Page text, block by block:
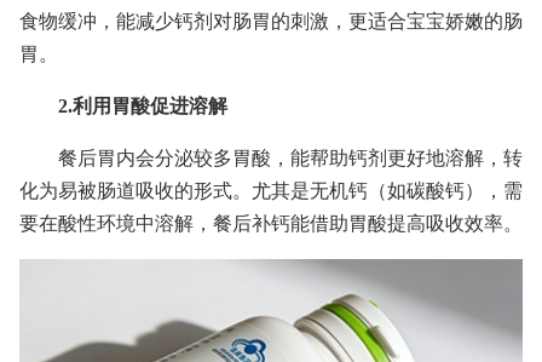
食物缓冲，能减少钙剂对肠胃的刺激，更适合宝宝娇嫩的肠
胃。
2.利用胃酸促进溶解
餐后胃内会分泌较多胃酸，能帮助钙剂更好地溶解，转
化为易被肠道吸收的形式。尤其是无机钙（如碳酸钙），需
要在酸性环境中溶解，餐后补钙能借助胃酸提高吸收效率。